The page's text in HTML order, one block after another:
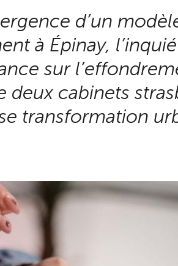
d’un
à Épinay,
sur
deux cabinets
transformation